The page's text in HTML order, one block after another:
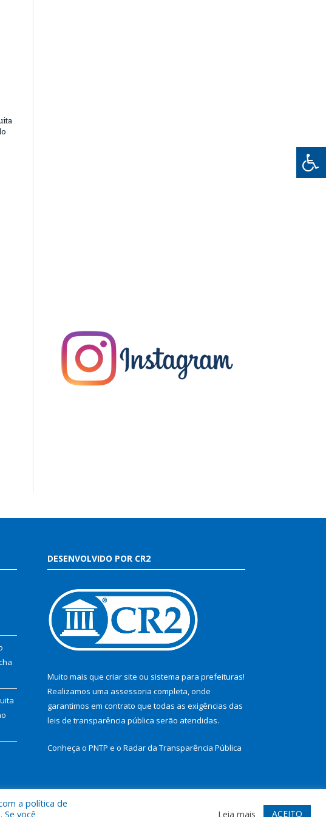
DESENVOLVIDO POR CR2
Muito mais que criar site ou sistema para prefeituras!
Realizamos uma assessoria completa, onde
garantimos em contrato que todas as exigências das
leis de transparência pública serão atendidas.
Conheça o PNTP e o Radar da Transparência Pública
Mapa do Site Acessar Webmail
a política de
Se você Leia mais ACEITO